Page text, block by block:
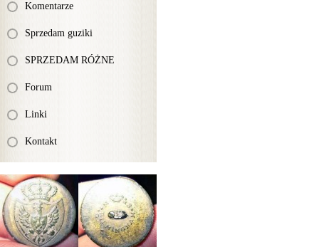
Komentarze
Sprzedam guziki
SPRZEDAM RÓŻNE
Forum
Linki
Kontakt